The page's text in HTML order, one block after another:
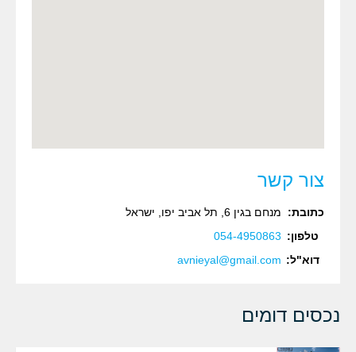
צור קשר
כתובת: מנחם בגין 6, תל אביב יפו, ישראל‏
טלפון: 054-4950863‏‏
דוא"ל: avnieyal@gmail.com
נכסים דומים